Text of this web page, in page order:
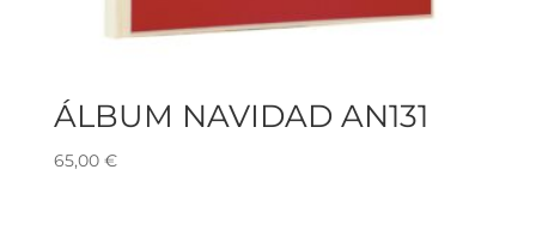
ÁLBUM NAVIDAD AN131
65,00 €